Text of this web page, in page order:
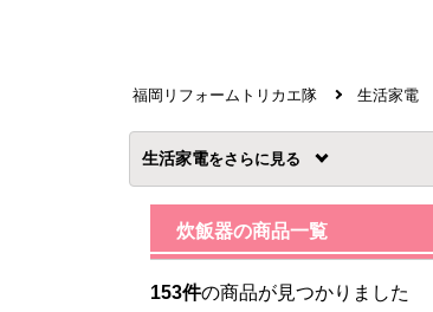
福岡リフォームトリカエ隊 生活家電
生活家電を
炊飯器の商品一覧
153件の商品が見つかりました